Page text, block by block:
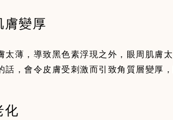
膚變厚
太薄，導致黑色素浮現之外，眼周肌膚
話，會令皮膚受刺激而引致角質層變厚
化